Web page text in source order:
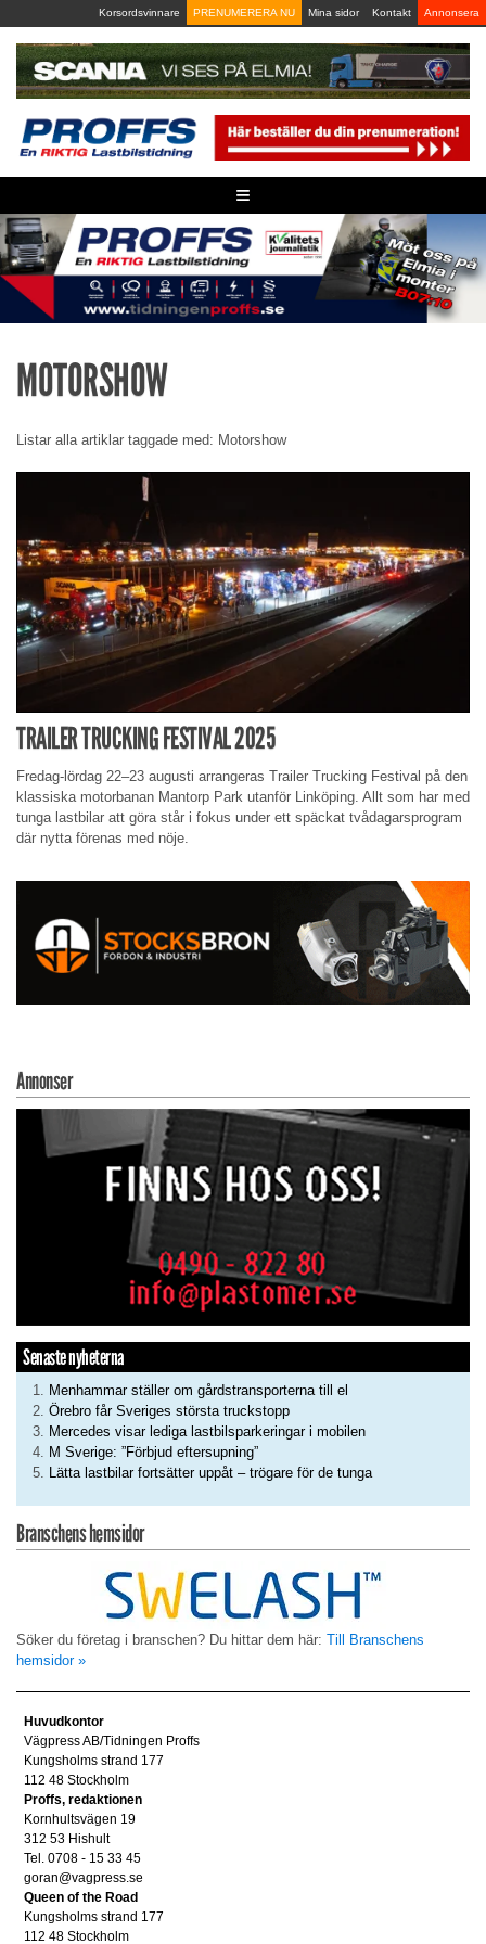
to
content
Korsordsvinnare PRENUMERERA NU Mina sidor Kontakt Annonsera
≡
MOTORSHOW
Listar alla artiklar taggade med: Motorshow
TRAILER TRUCKING FESTIVAL 2025
Fredag-lördag 22–23 augusti arrangeras Trailer Trucking Festival på den
klassiska motorbanan Mantorp Park utanför Linköping. Allt som har med
tunga lastbilar att göra står i fokus under ett späckat tvådagarsprogram
där nytta förenas med nöje.
Annonser
Senaste nyheterna
Menhammar ställer om gårdstransporterna till el
Örebro får Sveriges största truckstopp
Mercedes visar lediga lastbilsparkeringar i mobilen
M Sverige: ”Förbjud eftersupning”
Lätta lastbilar fortsätter uppåt – trögare för de tunga
Branschens hemsidor
Söker du företag i branschen? Du hittar dem här: Till Branschens
hemsidor »
Huvudkontor
Vägpress AB/Tidningen Proffs
Kungsholms strand 177
112 48 Stockholm
Proffs, redaktionen
Kornhultsvägen 19
312 53 Hishult
Tel. 0708 - 15 33 45
goran@vagpress.se
Queen of the Road
Kungsholms strand 177
112 48 Stockholm